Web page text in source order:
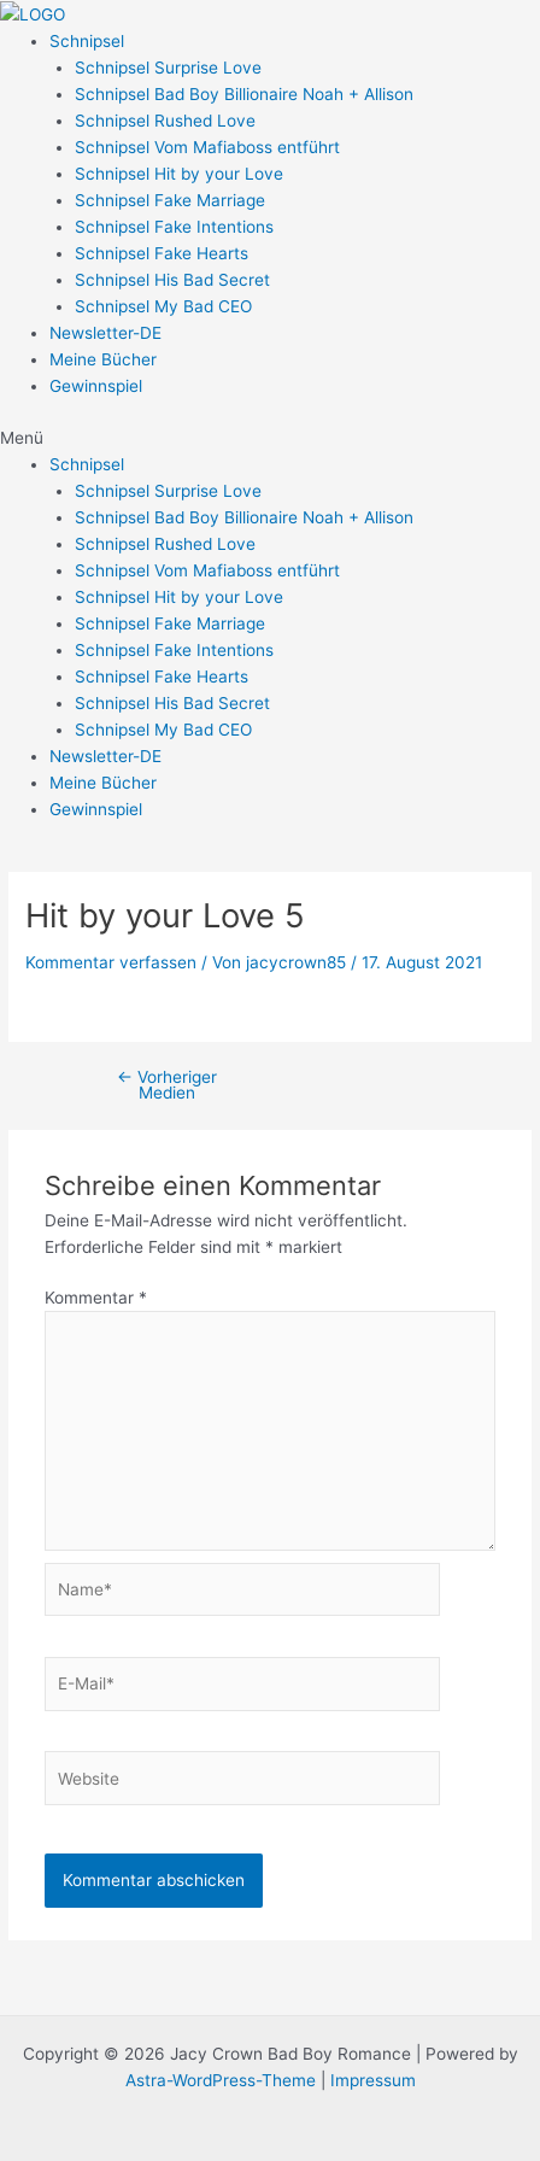
Zum
Inhalt
springen
Schnipsel
Schnipsel Surprise Love
Schnipsel Bad Boy Billionaire Noah + Allison
Schnipsel Rushed Love
Schnipsel Vom Mafiaboss entführt
Schnipsel Hit by your Love
Schnipsel Fake Marriage
Schnipsel Fake Intentions
Schnipsel Fake Hearts
Schnipsel His Bad Secret
Schnipsel My Bad CEO
Newsletter-DE
Meine Bücher
Gewinnspiel
Menü
Schnipsel
Schnipsel Surprise Love
Schnipsel Bad Boy Billionaire Noah + Allison
Schnipsel Rushed Love
Schnipsel Vom Mafiaboss entführt
Schnipsel Hit by your Love
Schnipsel Fake Marriage
Schnipsel Fake Intentions
Schnipsel Fake Hearts
Schnipsel His Bad Secret
Schnipsel My Bad CEO
Newsletter-DE
Meine Bücher
Gewinnspiel
Hit by your Love 5
Kommentar verfassen / Vonjacycrown85 /17. August 2021
Post
navigation
← Vorheriger
Medien
Schreibe einen Kommentar
Deine E-Mail-Adresse wird nicht veröffentlicht.
Erforderliche Felder sind mit * markiert
Kommentar *
Mail*
Copyright © 2026 Jacy Crown Bad Boy Romance | Powered by
Astra-WordPress-Theme| Impressum